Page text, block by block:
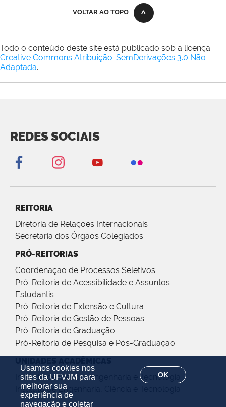
Usamos cookies nos
sites da UFVJM para
melhorar sua
experiência de
navegação e coletar
OK
VOLTAR AO TOPO
Todo o conteúdo deste site está publicado sob a licença
Creative Commons Atribuição-SemDerivações 3.0 Não
Adaptada.
REDES SOCIAIS
REITORIA
Diretoria de Relações Internacionais
Secretaria dos Órgãos Colegiados
PRÓ-REITORIAS
Coordenação de Processos Seletivos
Pró-Reitoria de Acessibilidade e Assuntos
Estudantis
Pró-Reitoria de Extensão e Cultura
Pró-Reitoria de Gestão de Pessoas
Pró-Reitoria de Graduação
Pró-Reitoria de Pesquisa e Pós-Graduação
Instituto de Ciência, Engenharia e Tecnologia
Instituto de Engenharia, Ciência e Tecnologia